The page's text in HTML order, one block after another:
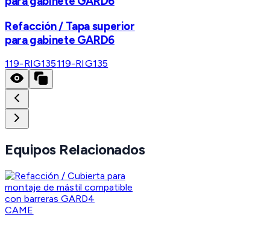
Refacción / Tapa superior
para gabinete GARD6
119-RIG135119-RIG135
Equipos Relacionados
CAME